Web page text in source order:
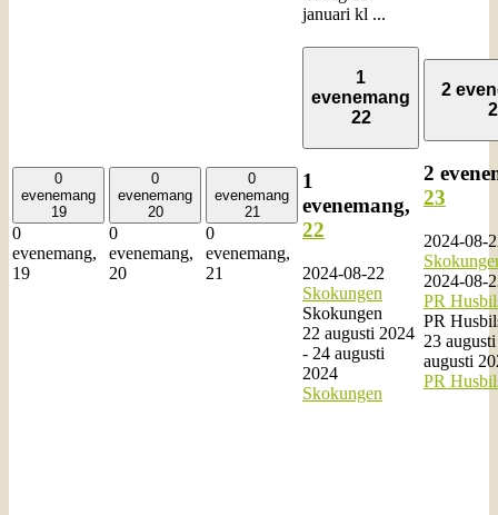
januari kl ...
0
evenemang
19
0
evenemang,
19
0
evenemang
20
0
evenemang,
20
0
evenemang
21
0
evenemang,
21
1
evenemang
22
1
evenemang,
22
2024-08-22
Skokungen
Skokungen
22 augusti 2024
- 24 augusti
2024
Skokungen
2
2
23
2024-08-
2024-08-
PR
PR
23
augusti
PR